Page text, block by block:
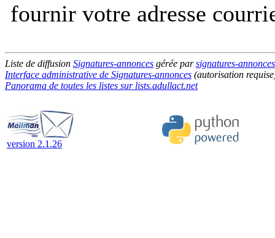
fournir votre adresse
Liste de diffusion Signatures-annonces gérée parsignatures-
Interface administrative de Signatures-annonces (autorisation
Panorama de toutes les listes sur lists.adullact.net
version 2.1.26